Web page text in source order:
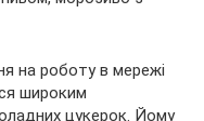
на роботу в мережі
широким
цукерок. Йому